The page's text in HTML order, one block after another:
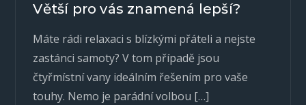
Větší pro vás znamená lepší?
Máte rádi relaxaci s blízkými přáteli a nejste
zastánci samoty? V tom případě jsou
čtyřmístní vany ideálním řešením pro vaše
touhy. Nemo je parádní volbou […]